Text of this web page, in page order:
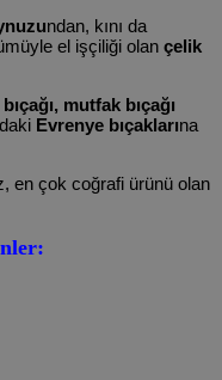
ndan, kını da
el işçiliği olan çelik
mutfak bıçağı
Evrenye bıçaklarına
en çok coğrafi ürünü olan